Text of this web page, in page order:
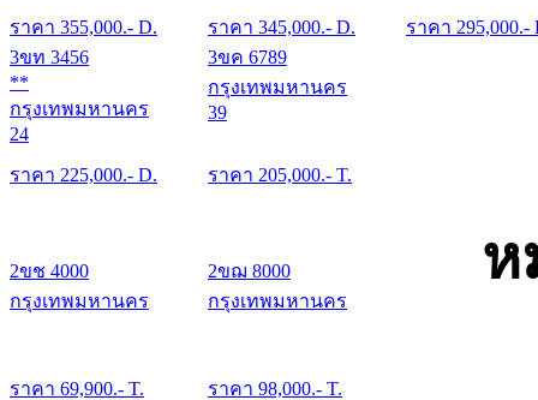
ราคา 355,000.- D. ราคา 345,000.- D. ราคา 295,000.-
3ขท 3456
**
กรุงเทพมหานคร
24
ราคา 225,000.- D.
3ขค 6789
กรุงเทพมหานคร
39
ราคา 205,000.- T.
ห
2ขช 4000
กรุงเทพมหานคร
ราคา 69,900.- T.
2ขฌ 8000
กรุงเทพมหานคร
ราคา 98,000.- T.